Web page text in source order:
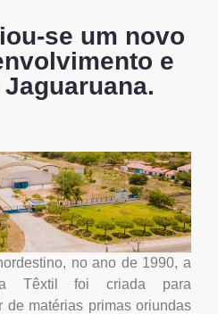
se um novo
e
no ano de 1990, a
Têxtil foi criada para
de matérias primas oriundas